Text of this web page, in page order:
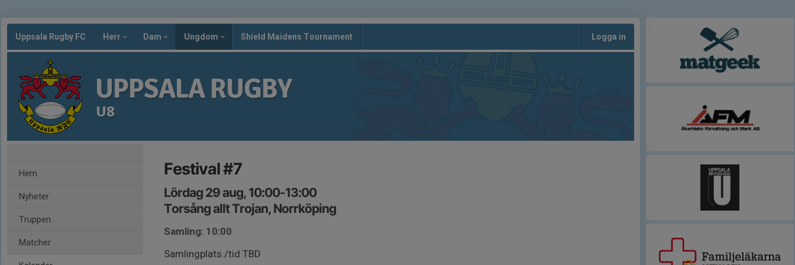
Uppsala Rugby FC Herr Dam Ungdom Shield Maidens Tournament Logga in
UPPSALA RUGBY
U8
Hem
Nyheter
Truppen
Matcher
Festival #7
Lördag 29 aug, 10:00-13:00
Torsång allt Trojan, Norrköping
Samling: 10:00
Samlingplats./tid TBD